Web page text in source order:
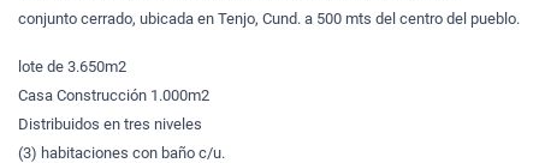
conjunto cerrado, ubicada en Tenjo, Cund. a 500 mts del centro del pueblo.
lote de 3.650m2
Casa Construcción 1.000m2
Distribuidos en tres niveles
(3) habitaciones con baño c/u.